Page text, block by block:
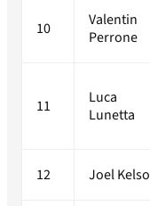
10
Valentin
Perrone
11
Luca
Lunetta
12 Joel Kelso